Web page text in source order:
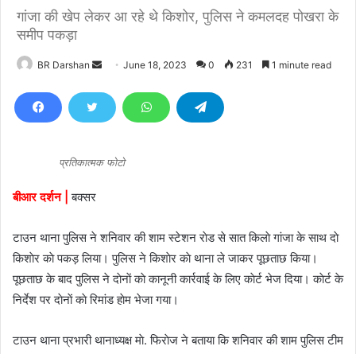
गांजा की खेप लेकर आ रहे थे किशोर, पुलिस ने कमलदह पोखरा के
समीप पकड़ा
BR Darshan
d
n
i
June 18, 2023 0 231 1 minute read
प्रतिकात्मक फोटो
बीआर दर्शन | बक्सर
टाउन थाना पुलिस ने शनिवार की शाम स्टेशन राेड से सात किलाे गांजा के साथ दाे
किशाेर काे पकड़ लिया। पुलिस ने किशाेर काे थाना ले जाकर पूछताछ किया।
पूछताछ के बाद पुलिस ने दाेनाें काे कानूनी कार्रवाई के लिए काेर्ट भेज दिया। काेर्ट के
निर्देश पर दाेनाें काे रिमांड हाेम भेजा गया।
टाउन थाना प्रभारी थानाध्यक्ष माे. फिराेज ने बताया कि शनिवार की शाम पुलिस टीम